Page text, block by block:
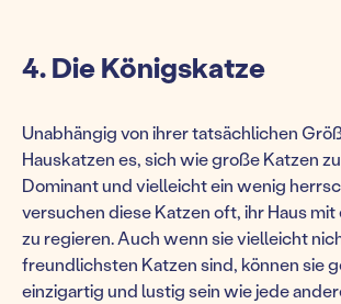
4. Die Königskatze
Unabhängig von ihrer tatsächlichen
Hauskatzen es, sich wie große Katzen
Dominant und vielleicht ein wenig
versuchen diese Katzen oft, ihr Haus
zu regieren. Auch wenn sie vielleicht
freundlichsten Katzen sind, können sie
einzigartig und lustig sein wie jede